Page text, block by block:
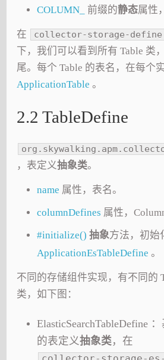
COLUMN_ 前缀的静态属性
在 collector-storage-define
下，我们可以看到所有 Table 类
尾。每个 Table 的表名，在每个
ApplicationTable 。
2.2 TableDefine
，表定义抽象类。
name 属性，表名。
columnDefines 属性，
#initialize() 抽象方法，初始
ApplicationEsTableDefine 。
不同的存储组件实现，有不同的
类，如下图：
ElasticSearchTableDefine
的表定义抽象类，在